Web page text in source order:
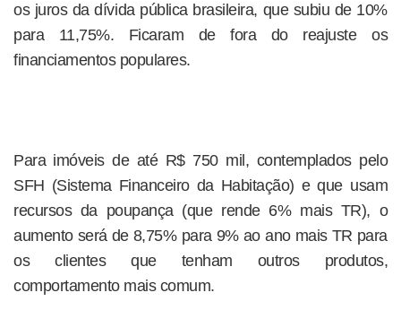
os juros da dívida pública brasileira, que subiu de 10%
para 11,75%. Ficaram de fora do reajuste os
financiamentos populares.
Para imóveis de até R$ 750 mil, contemplados pelo
SFH (Sistema Financeiro da Habitação) e que usam
recursos da poupança (que rende 6% mais TR), o
aumento será de 8,75% para 9% ao ano mais TR para
os clientes que tenham outros produtos,
comportamento mais comum.